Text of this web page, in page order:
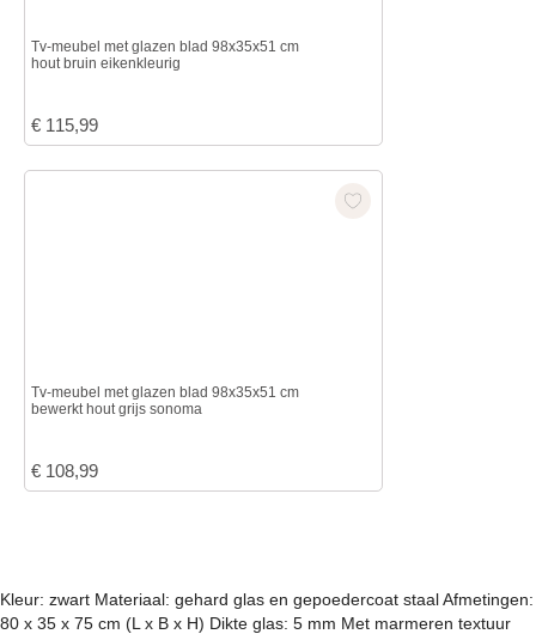
Tv-meubel met glazen blad 98x35x51 cm
hout bruin eikenkleurig
€ 115,99
Tv-meubel met glazen blad 98x35x51 cm
bewerkt hout grijs sonoma
€ 108,99
Kleur: zwart Materiaal: gehard glas en gepoedercoat staal Afmetingen:
80 x 35 x 75 cm (L x B x H) Dikte glas: 5 mm Met marmeren textuur